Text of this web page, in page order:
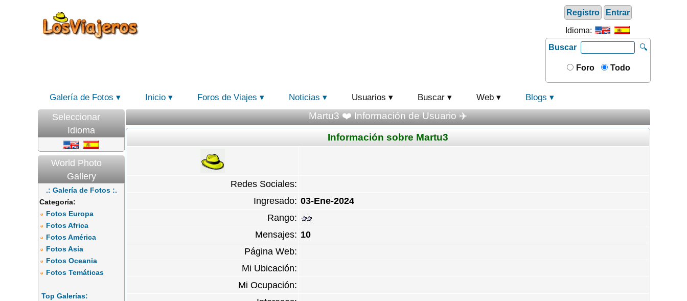
Registro Entrar
Idioma:
Buscar
🔍
Foro Todo
Galería de Fotos Inicio Foros de Viajes Noticias Usuarios Buscar Web Blogs
Seleccionar
Idioma
World Photo
Gallery
.: Galería de Fotos :.
Categoría:
Fotos Europa
Fotos Africa
Fotos América
Fotos Asia
Fotos Oceania
Fotos Temáticas
Top Galerías:
Martu3 ❤️ Información de Usuario ✈️
Información sobre Martu3
Redes Sociales:
Ingresado: 03-Ene-2024
Rango:
Mensajes: 10
Página Web:
Mi Ubicación:
Mi Ocupación: